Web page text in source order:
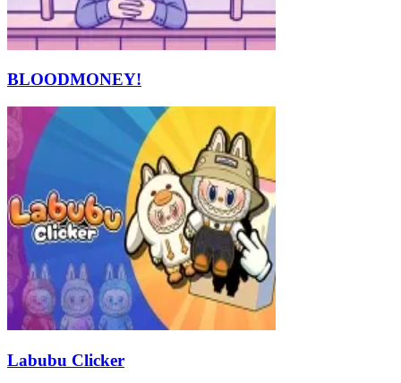
BLOODMONEY!
Labubu Clicker